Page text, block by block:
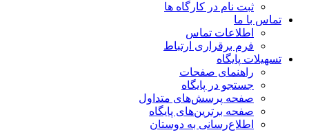
ثبت نام در کارگاه ها
تماس با ما
اطلاعات تماس
فرم برقراری ارتباط
تسهیلات پایگاه
راهنمای صفحات
جستجو در پایگاه
صفحه پرسش‌های متداول
صفحه برترین‌های پایگاه
اطلاع‌رسانی به دوستان